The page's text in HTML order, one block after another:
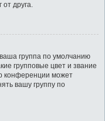
друга.
группа по умолчанию
групповые цвет и звание
конференции может
вашу группу по